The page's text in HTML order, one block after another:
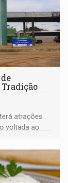
atrações
voltada ao